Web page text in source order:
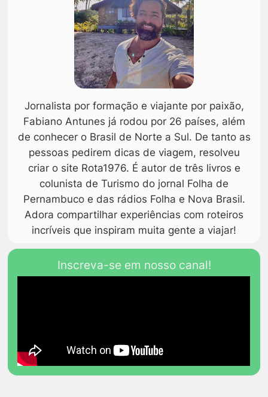
Jornalista por formação e viajante por paixão,
Fabiano Antunes já rodou por 26 países, além
de conhecer o Brasil de Norte a Sul. De tanto as
pessoas pedirem dicas de viagem, resolveu
criar o site Rota1976. É autor de três livros e
colunista de Turismo do jornal Folha de
Pernambuco e das rádios Folha e Nova Brasil.
Adora compartilhar experiências com roteiros
incríveis que inspiram muita gente a viajar!
Inscreva-se em nosso canal!